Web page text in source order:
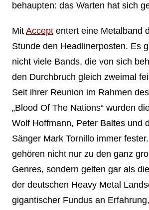
behaupten: das Warten hat sich
Mit Acceptentert eine Metalband
Stunde den Headlinerposten. Es
nicht viele Bands, die von sich
den Durchbruch gleich zweimal
Seit ihrer Reunion im Rahmen
„Blood Of The Nations“ wurden
Wolf Hoffmann, Peter Baltes und
Sänger Mark Tornillo immer fester.
gehören nicht nur zu den ganz
Genres, sondern gelten gar als
der deutschen Heavy Metal
gigantischer Fundus an